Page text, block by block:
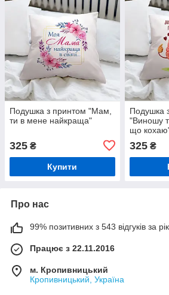
Подушка з принтом "Мам,
ти в мене найкраща"
325 ₴
Купити
Подушка
"Виношу
що
325₴
Про нас
99% позитивних з 543 відгуків за рік
Працює з 22.11.2016
м. Кропивницький
Кропивницький, Україна